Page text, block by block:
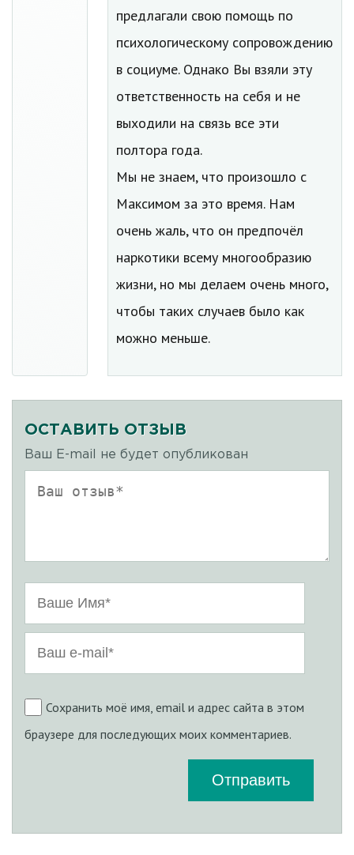
предлагали свою помощь по
психологическому сопровождению
в социуме. Однако Вы взяли эту
ответственность на себя и не
выходили на связь все эти
полтора года.
Мы не знаем, что произошло с
Максимом за это время. Нам
очень жаль, что он предпочёл
наркотики всему многообразию
жизни, но мы делаем очень много,
чтобы таких случаев было как
можно меньше.
ОСТАВИТЬ ОТЗЫВ
Ваш E-mail не будет опубликован
Сохранить моё имя, email и адрес сайта в этом
браузере для последующих моих комментариев.